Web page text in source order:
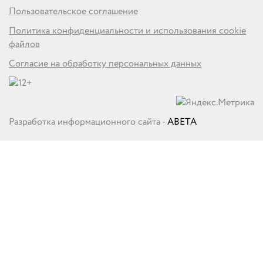
Пользовательское соглашение
Политика конфиденциальности и использования cookie
файлов
Согласие на обработку персональных данных
Разработка информационного сайта -ABETA